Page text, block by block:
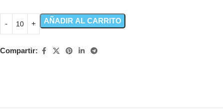
AÑADIR AL CARRITO
Compartir: